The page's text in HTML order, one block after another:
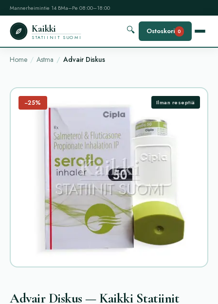
Mannerheimintie 14 BMa–Pe 08:00–18:00
Kaikki
STATIINIT SUOMI
🔍 Ostoskori 0
Home Astma Advair Diskus
−25% Ilman reseptiä
Advair Diskus — Kaikki Statiinit